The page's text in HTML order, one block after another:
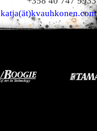
katja(ät)kvauhkonen.com